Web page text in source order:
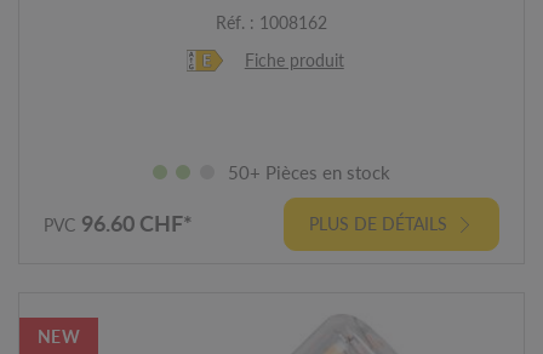
Réf. : 1008162
Fiche produit
50+ Pièces en stock
PVC 96.60 CHF* PLUS DE DÉTAILS
NEW